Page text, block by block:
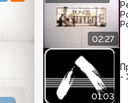
02:27
01:03
-